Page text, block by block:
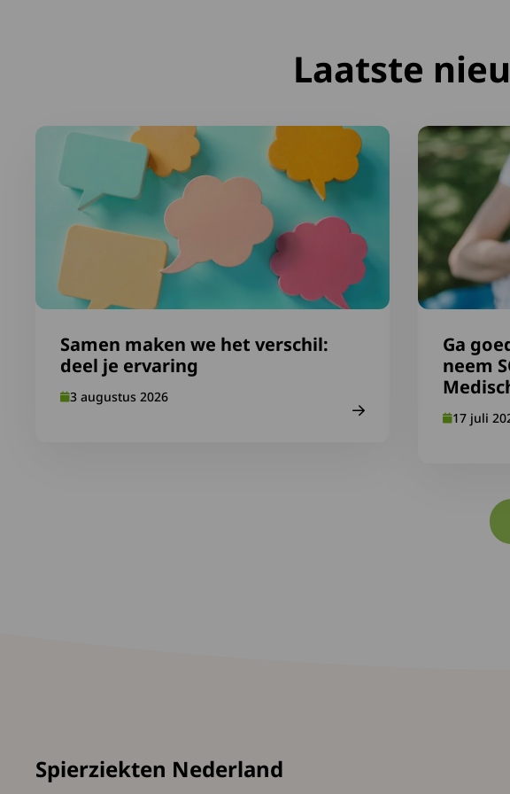
Laatste
Samen maken we het verschil:
deel je ervaring
3 augustus 2026
Lees meer over Samen maken we het verschil: deel je ervaring
Ga
neem
17 juli
Lees meer
Spierziekten Nederland